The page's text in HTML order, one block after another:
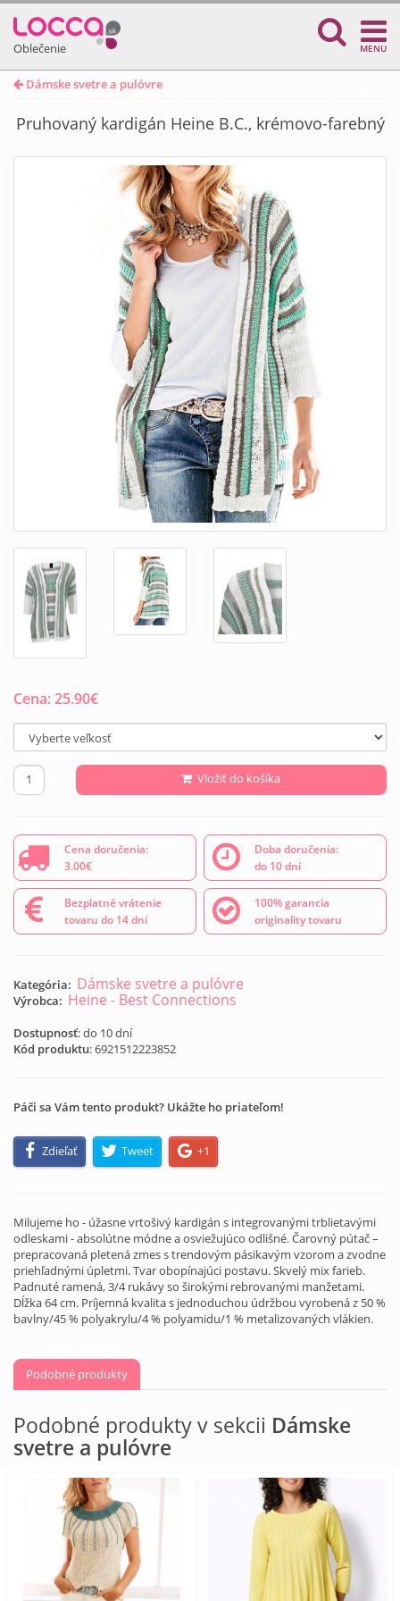
Oblečenie MENU
Dámske svetre a pulóvre
Pruhovaný kardigán Heine B.C., krémovo-farebný
Cena:25.90€
Vložiť do košíka
Cena doručenia:
3.00€
Doba doručenia:
do 10 dní
Bezplatné vrátenie
tovaru do 14 dní
100% garancia
originality tovaru
Kategória: Dámske svetre a pulóvre
Výrobca: Heine - Best Connections
Dostupnosť: do 10 dní
Kód produktu:6921512223852
Páči sa Vám tento produkt? Ukážte ho priateľom!
Zdieľať Tweet +1
Milujeme ho - úžasne vrtošivý kardigán s integrovanými trblietavými
odleskami - absolútne módne a osviežujúco odlišné. Čarovný pútač –
prepracovaná pletená zmes s trendovým pásikavým vzorom a zvodne
priehľadnými úpletmi. Tvar obopínajúci postavu. Skvelý mix farieb.
Padnuté ramená, 3/4 rukávy so širokými rebrovanými manžetami.
Dĺžka 64 cm. Príjemná kvalita s jednoduchou údržbou vyrobená z 50 %
bavlny/45 % polyakrylu/4 % polyamidu/1 % metalizovaných vlákien.
Podobné produkty
Podobné produkty v sekcii Dámske
svetre a pulóvre